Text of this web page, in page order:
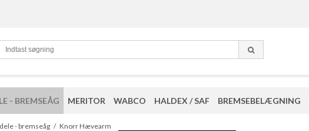
- BREMSEÅG MERITOR WABCO HALDEX / SAF BREMSEBELÆGNING
- bremseåg / Knorr Hævearm
Reparationssæt og løsdele til Knorr